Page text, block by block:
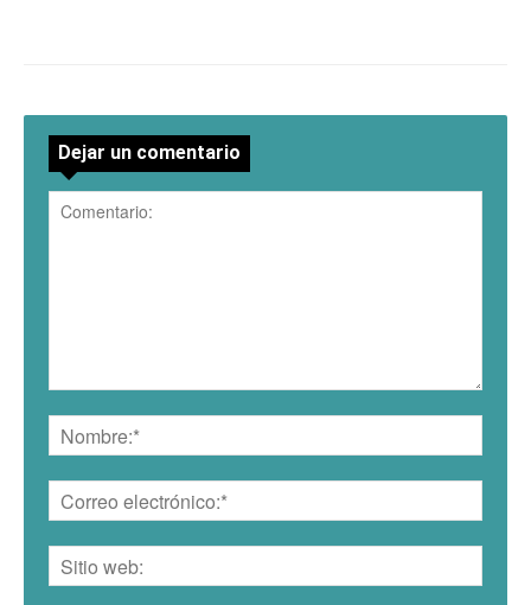
Dejar un comentario